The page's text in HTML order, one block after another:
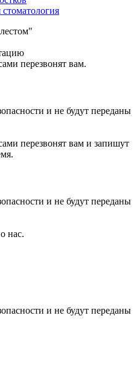
стоматология
перезвонят вам.
и не будут переданы
перезвонят вам и запишут
и не будут переданы
нас.
и не будут переданы